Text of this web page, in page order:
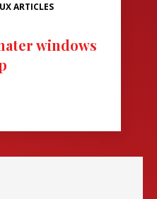
ARTICLES
windows